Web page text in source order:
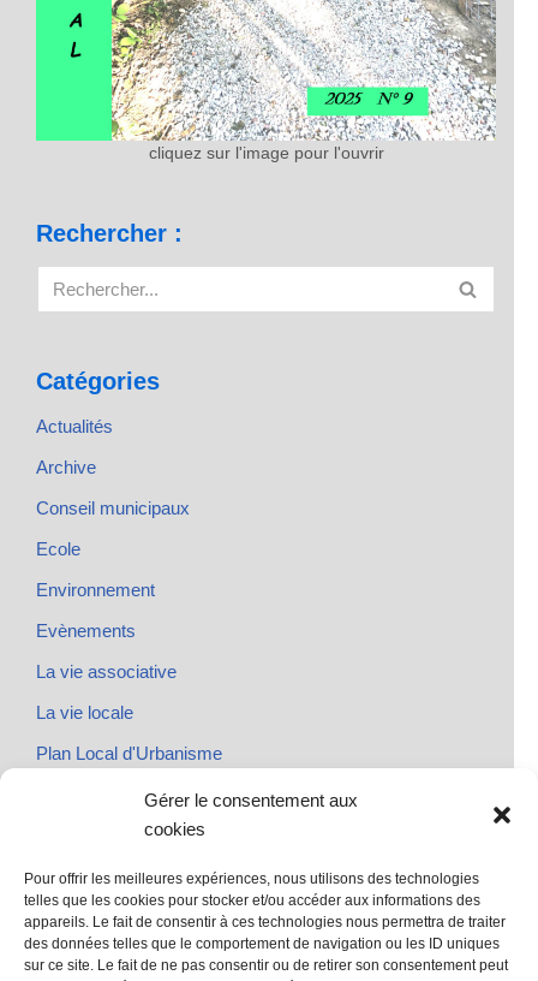
Gérer le consentement aux
cookies
Pour offrir les meilleures expériences, nous utilisons des technologies
telles que les cookies pour stocker et/ou accéder aux informations des
appareils. Le fait de consentir à ces technologies nous permettra de traiter
des données telles que le comportement de navigation ou les ID uniques
sur ce site. Le fait de ne pas consentir ou de retirer son consentement peut
cliquez sur l'image pour l'ouvrir
Rechercher :
Catégories
Actualités
Archive
Conseil municipaux
Ecole
Environnement
Evènements
La vie associative
La vie locale
Plan Local d'Urbanisme
@ Sainte Marie des Champs